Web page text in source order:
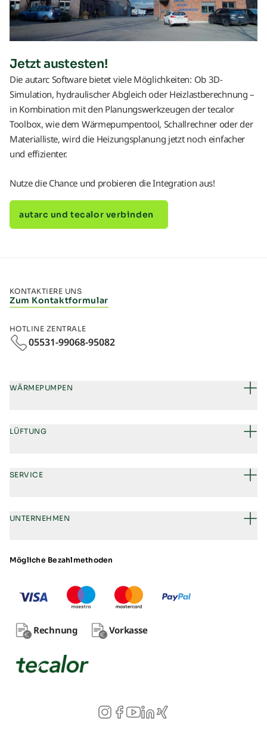
Jetzt austesten!
Die autarc Software bietet viele Möglichkeiten: Ob 3D-
Simulation, hydraulischer Abgleich oder Heizlastberechnung –
in Kombination mit den Planungswerkzeugen der tecalor
Toolbox, wie dem Wärmepumpentool, Schallrechner oder der
Materialliste, wird die Heizungsplanung jetzt noch einfacher
und effizienter.
Nutze die Chance und probieren die Integration aus!
autarc und tecalor verbinden
KONTAKTIERE UNS
Zum Kontaktformular
HOTLINE ZENTRALE
05531-99068-95082
WÄRMEPUMPEN
LÜFTUNG
SERVICE
UNTERNEHMEN
Mögliche Bezahlmethoden
Rechnung Vorkasse